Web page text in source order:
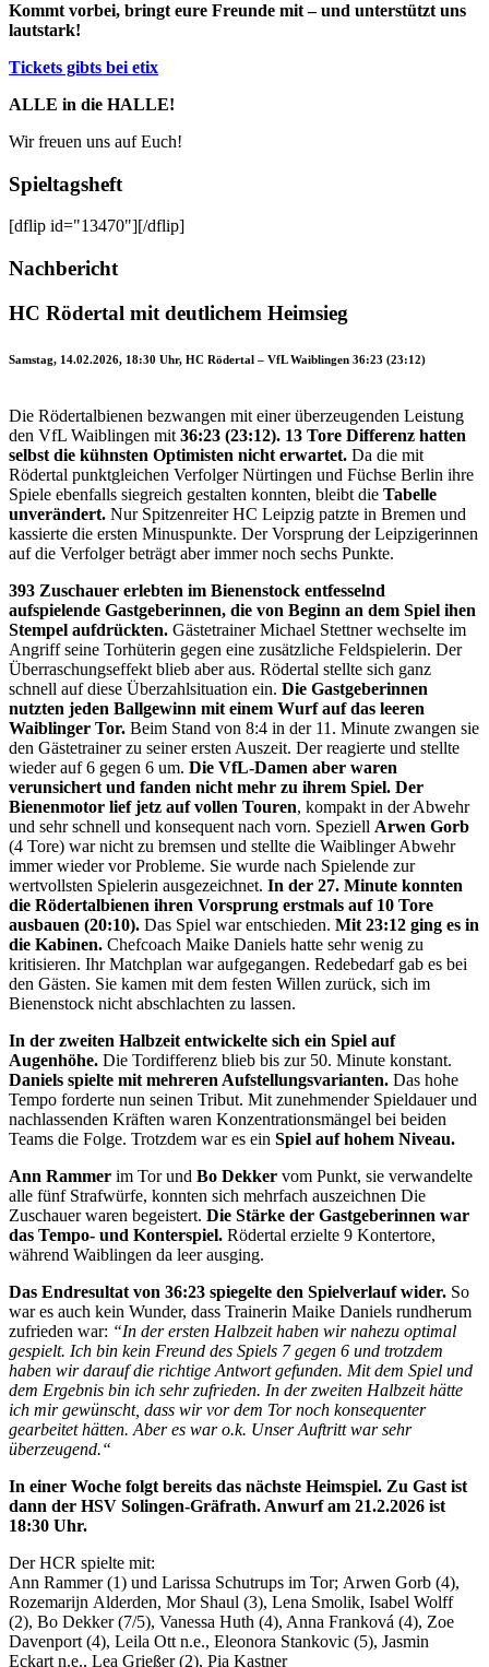
Kommt vorbei, bringt eure Freunde mit – und unterstützt uns
lautstark!
Tickets gibts bei etix
ALLE in die HALLE!
Wir freuen uns auf Euch!
Spieltagsheft
[dflip id="13470"][/dflip]
Nachbericht
HC Rödertal mit deutlichem Heimsieg
Samstag, 14.02.2026, 18:30 Uhr, HC Rödertal – VfL Waiblingen 36:23 (23:12)
Die Rödertalbienen bezwangen mit einer überzeugenden Leistung
den VfL Waiblingen mit 36:23 (23:12). 13 Tore Differenz hatten
selbst die kühnsten Optimisten nicht erwartet. Da die mit
Rödertal punktgleichen Verfolger Nürtingen und Füchse Berlin ihre
Spiele ebenfalls siegreich gestalten konnten, bleibt die Tabelle
unverändert. Nur Spitzenreiter HC Leipzig patzte in Bremen und
kassierte die ersten Minuspunkte. Der Vorsprung der Leipzigerinnen
auf die Verfolger beträgt aber immer noch sechs Punkte.
393 Zuschauer erlebten im Bienenstock entfesselnd
aufspielende Gastgeberinnen, die von Beginn an dem Spiel ihen
Stempel aufdrückten. Gästetrainer Michael Stettner wechselte im
Angriff seine Torhüterin gegen eine zusätzliche Feldspielerin. Der
Überraschungseffekt blieb aber aus. Rödertal stellte sich ganz
schnell auf diese Überzahlsituation ein. Die Gastgeberinnen
nutzten jeden Ballgewinn mit einem Wurf auf das leeren
Waiblinger Tor. Beim Stand von 8:4 in der 11. Minute zwangen sie
den Gästetrainer zu seiner ersten Auszeit. Der reagierte und stellte
wieder auf 6 gegen 6 um. Die VfL-Damen aber waren
verunsichert und fanden nicht mehr zu ihrem Spiel. Der
Bienenmotor lief jetz auf vollen Touren, kompakt in der Abwehr
und sehr schnell und konsequent nach vorn. Speziell Arwen Gorb
(4 Tore) war nicht zu bremsen und stellte die Waiblinger Abwehr
immer wieder vor Probleme. Sie wurde nach Spielende zur
wertvollsten Spielerin ausgezeichnet. In der 27. Minute konnten
die Rödertalbienen ihren Vorsprung erstmals auf 10 Tore
ausbauen (20:10). Das Spiel war entschieden. Mit 23:12 ging es in
die Kabinen. Chefcoach Maike Daniels hatte sehr wenig zu
kritisieren. Ihr Matchplan war aufgegangen. Redebedarf gab es bei
den Gästen. Sie kamen mit dem festen Willen zurück, sich im
Bienenstock nicht abschlachten zu lassen.
In der zweiten Halbzeit entwickelte sich ein Spiel auf
Augenhöhe. Die Tordifferenz blieb bis zur 50. Minute konstant.
Daniels spielte mit mehreren Aufstellungsvarianten. Das hohe
Tempo forderte nun seinen Tribut. Mit zunehmender Spieldauer und
nachlassenden Kräften waren Konzentrationsmängel bei beiden
Teams die Folge. Trotzdem war es ein Spiel auf hohem Niveau.
Ann Rammer im Tor und Bo Dekker vom Punkt, sie verwandelte
alle fünf Strafwürfe, konnten sich mehrfach auszeichnen Die
Zuschauer waren begeistert. Die Stärke der Gastgeberinnen war
das Tempo- und Konterspiel. Rödertal erzielte 9 Kontertore,
während Waiblingen da leer ausging.
Das Endresultat von 36:23 spiegelte den Spielverlauf wider. So
war es auch kein Wunder, dass Trainerin Maike Daniels rundherum
zufrieden war: “In der ersten Halbzeit haben wir nahezu optimal
gespielt. Ich bin kein Freund des Spiels 7 gegen 6 und trotzdem
haben wir darauf die richtige Antwort gefunden. Mit dem Spiel und
dem Ergebnis bin ich sehr zufrieden. In der zweiten Halbzeit hätte
ich mir gewünscht, dass wir vor dem Tor noch konsequenter
gearbeitet hätten. Aber es war o.k. Unser Auftritt war sehr
überzeugend.“
In einer Woche folgt bereits das nächste Heimspiel. Zu Gast ist
dann der HSV Solingen-Gräfrath. Anwurf am 21.2.2026 ist
18:30 Uhr.
Der HCR spielte mit:
Ann Rammer (1) und Larissa Schutrups im Tor; Arwen Gorb (4),
Rozemarijn Alderden, Mor Shaul (3), Lena Smolik, Isabel Wolff
(2), Bo Dekker (7/5), Vanessa Huth (4), Anna Franková (4), Zoe
Davenport (4), Leila Ott n.e., Eleonora Stankovic (5), Jasmin
Eckart n.e., Lea Grießer (2), Pia Kastner